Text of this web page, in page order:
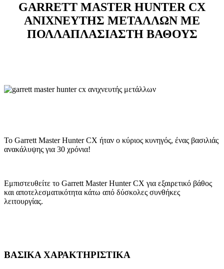
GARRETT MASTER HUNTER CX
ΑΝΙΧΝΕΥΤΗΣ ΜΕΤΑΛΛΩΝ ΜΕ
ΠΟΛΛΑΠΛΑΣΙΑΣΤΗ ΒΑΘΟΥΣ
Το Garrett Master Hunter CX ήταν ο κύριος κυνηγός, ένας βασιλιάς
ανακάλυψης για 30 χρόνια!
Εμπιστευθείτε το Garrett Master Hunter CX για εξαιρετικό βάθος
και αποτελεσματικότητα κάτω από δύσκολες συνθήκες
λειτουργίας.
ΒΑΣΙΚΑ ΧΑΡΑΚΤΗΡΙΣΤΙΚΑ